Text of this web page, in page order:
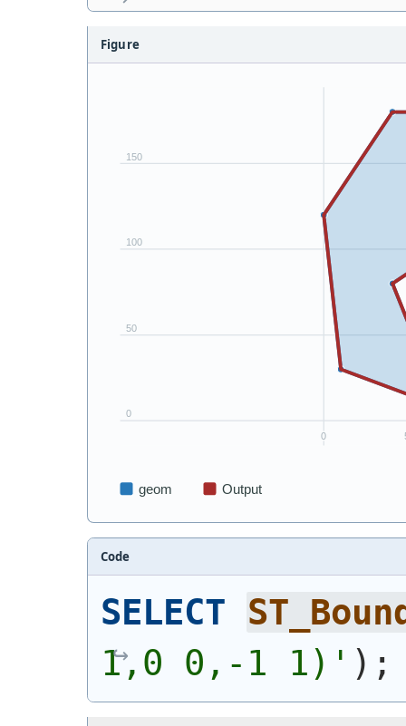
Figure
Code
SELECT
1,0 0,-1 1) ' ) ;